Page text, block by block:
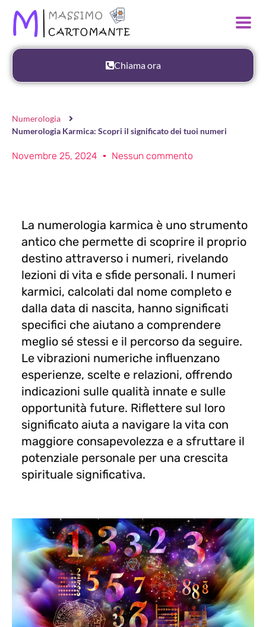
Chiama ora
Numerologia
Numerologia Karmica: Scopri il significato dei tuoi numeri
Novembre 25, 2024 Nessun commento
La numerologia karmica è uno strumento
antico che permette di scoprire il proprio
destino attraverso i numeri, rivelando
lezioni di vita e sfide personali. I numeri
karmici, calcolati dal nome completo e
dalla data di nascita, hanno significati
specifici che aiutano a comprendere
meglio sé stessi e il percorso da seguire.
Le vibrazioni numeriche influenzano
esperienze, scelte e relazioni, offrendo
indicazioni sulle qualità innate e sulle
opportunità future. Riflettere sul loro
significato aiuta a navigare la vita con
maggiore consapevolezza e a sfruttare il
potenziale personale per una crescita
spirituale significativa.